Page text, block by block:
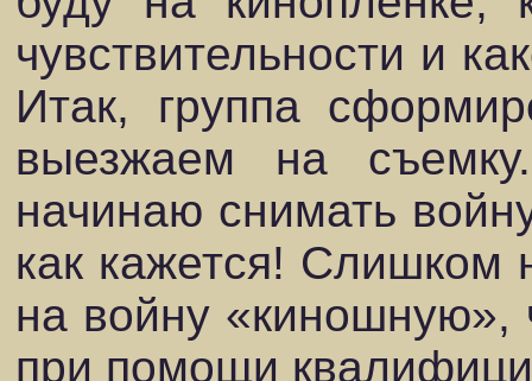
чувствительности и
Итак, группа
выезжаем на
начинаю снимать
как кажется! Слишком
на войну «киношную»,
при помощи